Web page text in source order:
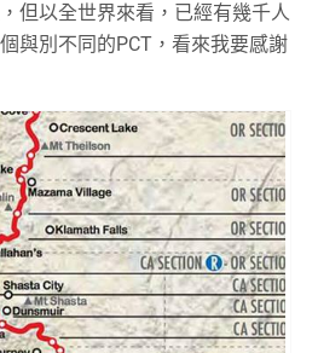
但以全世界來看，已經有幾千人
與別不同的PCT，看來我要感謝